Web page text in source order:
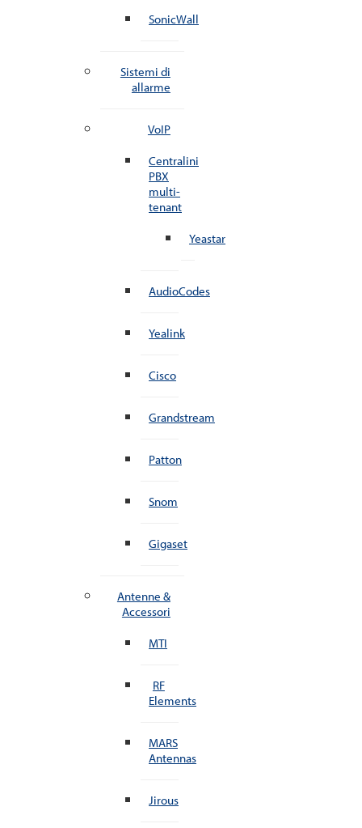
SonicWall
Sistemi di
allarme
VoIP
Centralini
PBX
multi-
tenant
Yeastar
AudioCodes
Yealink
Cisco
Grandstream
Patton
Snom
Gigaset
Antenne &
Accessori
MTI
RF
Elements
MARS
Antennas
Jirous